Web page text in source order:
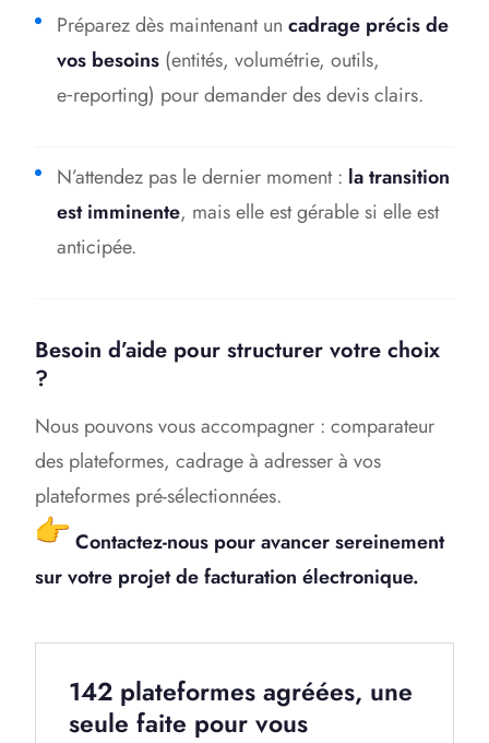
Préparez dès maintenant un cadrage précis de
vos besoins (entités, volumétrie, outils,
e‑reporting) pour demander des devis clairs.
N’attendez pas le dernier moment : la transition
est imminente, mais elle est gérable si elle est
anticipée.
Besoin d’aide pour structurer votre choix
?
Nous pouvons vous accompagner : comparateur
des plateformes, cadrage à adresser à vos
plateformes pré-sélectionnées.
Contactez-nous pour avancer sereinement
sur votre projet de facturation électronique.
142 plateformes agréées, une
seule faite pour vous